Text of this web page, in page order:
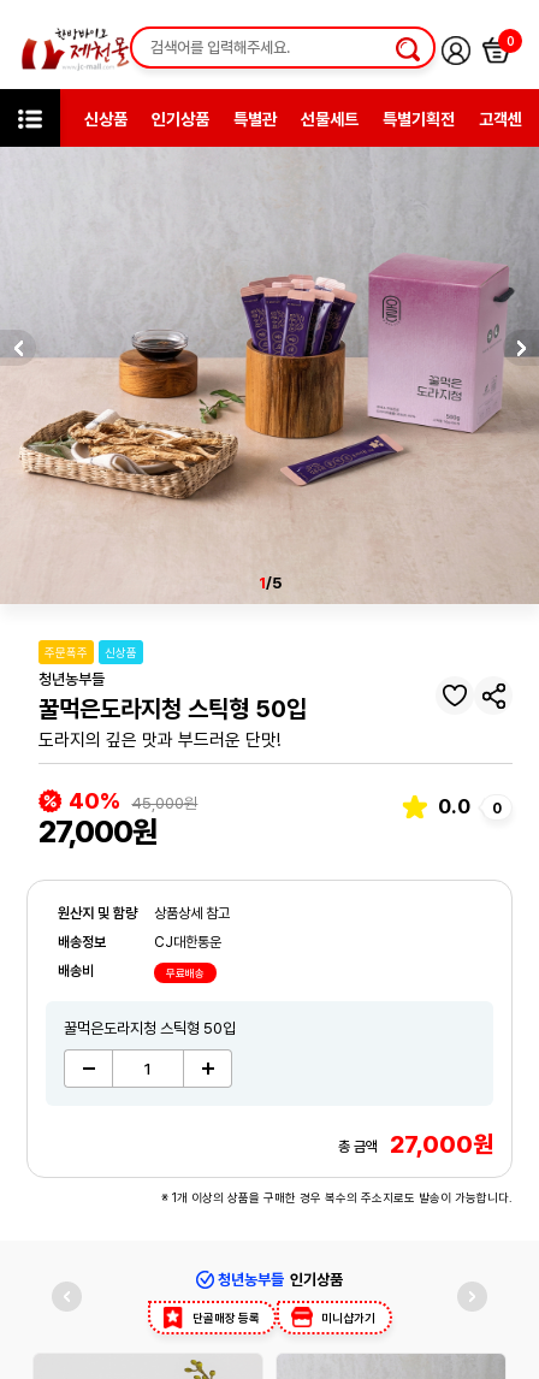
0
신상품 인기상품 특별관 선물세트 특별기획전 고객센터
1/5
주문폭주 신상품
청년농부들
꿀먹은도라지청 스틱형 50입
도라지의 깊은 맛과 부드러운 단맛!
40% 45,000원
27,000원
0.0 0
원산지 및 함량
상품상세 참고
배송정보
CJ대한통운
배송비
무료배송
꿀먹은도라지청 스틱형 50입
총 금액 27,000원
※ 1개 이상의 상품을 구매한 경우 복수의 주소지로도 발송이 가능합니다.
청년농부들 인기상품
단골매장 등록 미니샵가기